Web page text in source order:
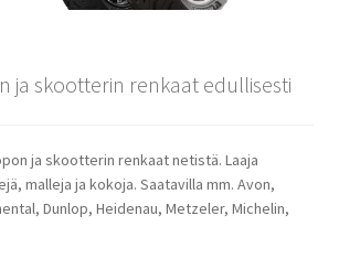
ja skootterin renkaat edullisesti
ja skootterin renkaat netistä. Laaja
malleja ja kokoja. Saatavilla mm. Avon,
Dunlop, Heidenau, Metzeler, Michelin,